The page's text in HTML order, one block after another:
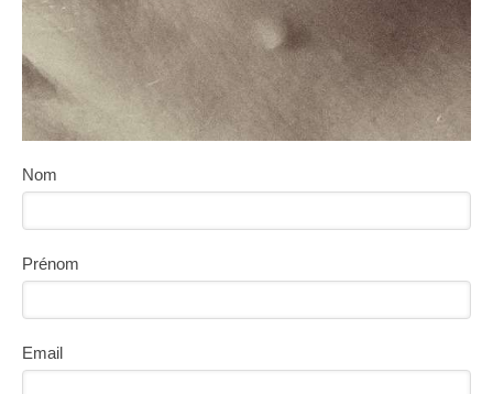
Nom
Prénom
Email